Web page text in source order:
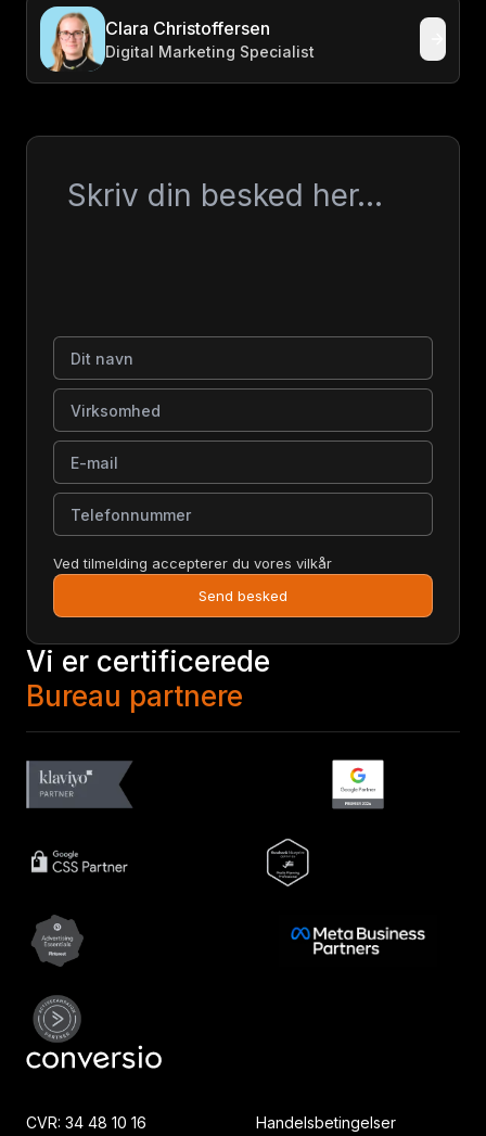
Clara Christoffersen
Digital Marketing Specialist
Dit navn
Virksomhed
E-mail
Telefonnummer
Ved tilmelding accepterer du vores vilkår
Send besked
Vi er certificerede
Bureau partnere
CVR: 34 48 10 16 Handelsbetingelser